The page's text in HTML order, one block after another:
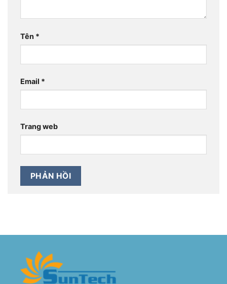
Tên *
Email *
Trang web